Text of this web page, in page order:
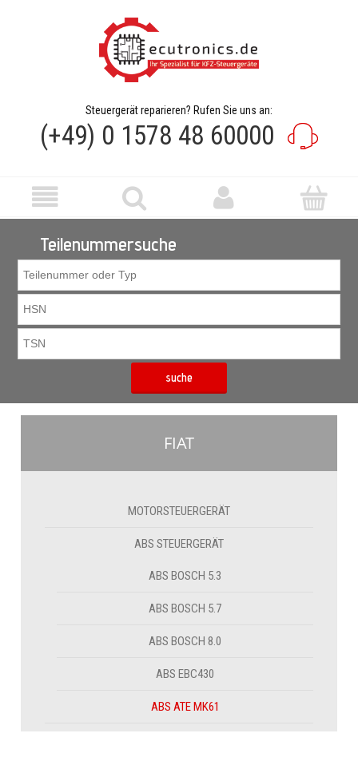
Steuergerät reparieren? Rufen Sie uns an:
(+49) 0 1578 48 60000
Teilenummersuche
suche
FIAT
MOTORSTEUERGERÄT
ABS STEUERGERÄT
ABS BOSCH 5.3
ABS BOSCH 5.7
ABS BOSCH 8.0
ABS EBC430
ABS ATE MK61